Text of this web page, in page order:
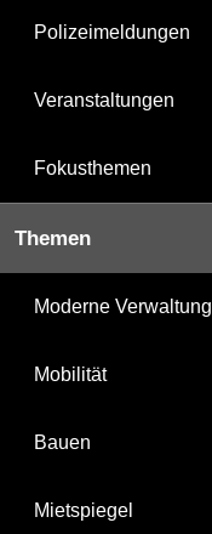
Polizeimeldungen
Veranstaltungen
Fokusthemen
Themen
Moderne Verwaltung
Mobilität
Bauen
Mietspiegel